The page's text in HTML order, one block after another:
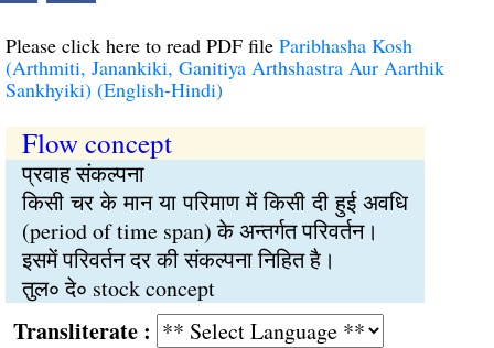
Please click here to read PDF file Paribhasha Kosh
(Arthmiti, Janankiki, Ganitiya Arthshastra Aur Aarthik
Sankhyiki) (English-Hindi)
Flow concept
प्रवाह संकल्पना
किसी चर के मान या परिमाण में किसी दी हुई अवधि
(period of time span) के अन्तर्गत परिवर्तन।
इसमें परिवर्तन दर की संकल्पना निहित है।
तुल∘ दे∘ stock concept
: